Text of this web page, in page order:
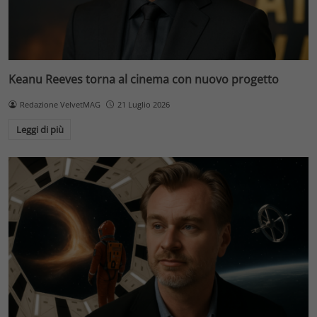
Keanu Reeves torna al cinema con nuovo progetto
Redazione VelvetMAG 21 Luglio 2026
Leggi di più